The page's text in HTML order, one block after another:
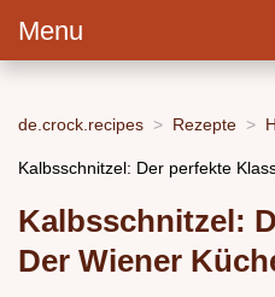
Menu
de.crock.recipes Rezepte
Kalbsschnitzel: Der perfekte
Kalbsschnitzel:
Der Wiener